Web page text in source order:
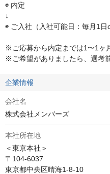
◉ 内定
↓
◉ ご入社（入社可能日：毎月1日
※ご応募から内定までは1〜1ヶ
※ご希望がありましたら、選考
企業情報
会社名
株式会社メンバーズ
本社所在地
＜東京本社＞
〒104-6037
東京都中央区晴海1-8-10